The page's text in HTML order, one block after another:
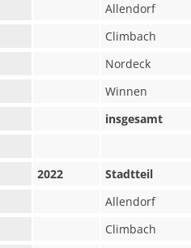
Allendorf
Climbach
Nordeck
Winnen
insgesamt
2022 Stadtteil
Allendorf
Climbach